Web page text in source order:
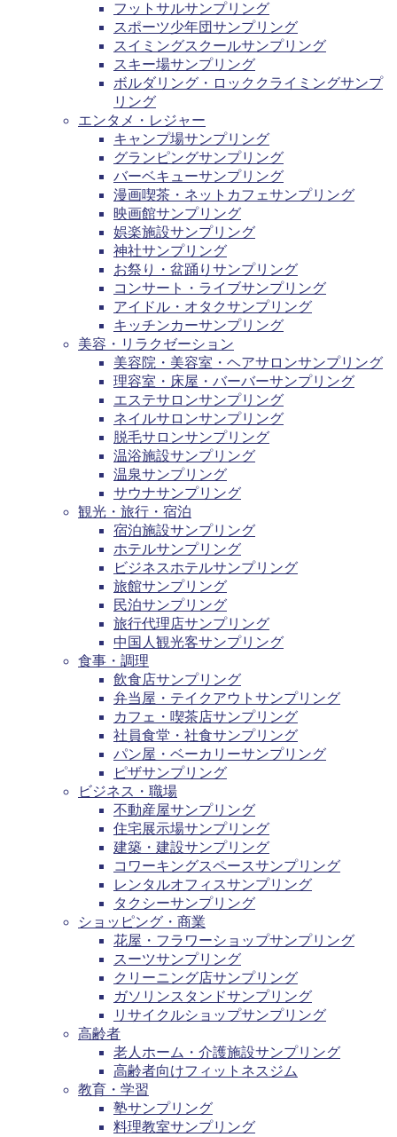
フットサルサンプリング
スポーツ少年団サンプリング
スイミングスクールサンプリング
スキー場サンプリング
ボルダリング・ロッククライミングサンプ
リング
エンタメ・レジャー
キャンプ場サンプリング
グランピングサンプリング
バーベキューサンプリング
漫画喫茶・ネットカフェサンプリング
映画館サンプリング
娯楽施設サンプリング
神社サンプリング
お祭り・盆踊りサンプリング
コンサート・ライブサンプリング
アイドル・オタクサンプリング
キッチンカーサンプリング
美容・リラクゼーション
美容院・美容室・ヘアサロンサンプリング
理容室・床屋・バーバーサンプリング
エステサロンサンプリング
ネイルサロンサンプリング
脱毛サロンサンプリング
温浴施設サンプリング
温泉サンプリング
サウナサンプリング
観光・旅行・宿泊
宿泊施設サンプリング
ホテルサンプリング
ビジネスホテルサンプリング
旅館サンプリング
民泊サンプリング
旅行代理店サンプリング
中国人観光客サンプリング
食事・調理
飲食店サンプリング
弁当屋・テイクアウトサンプリング
カフェ・喫茶店サンプリング
社員食堂・社食サンプリング
パン屋・ベーカリーサンプリング
ピザサンプリング
ビジネス・職場
不動産屋サンプリング
住宅展示場サンプリング
建築・建設サンプリング
コワーキングスペースサンプリング
レンタルオフィスサンプリング
タクシーサンプリング
ショッピング・商業
花屋・フラワーショップサンプリング
スーツサンプリング
クリーニング店サンプリング
ガソリンスタンドサンプリング
リサイクルショップサンプリング
高齢者
老人ホーム・介護施設サンプリング
高齢者向けフィットネスジム
教育・学習
塾サンプリング
料理教室サンプリング